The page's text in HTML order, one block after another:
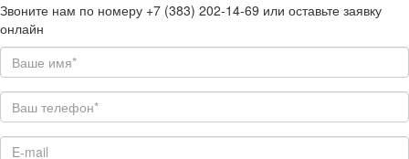
Звоните нам по номеру +7 (383) 202-14-69 или оставьте заявку
онлайн